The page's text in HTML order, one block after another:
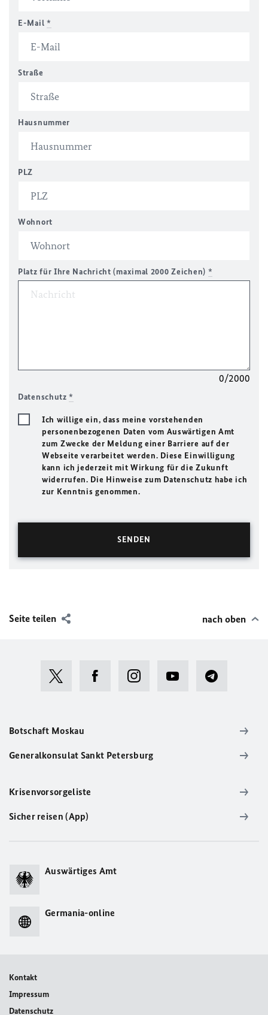
E-Mail *
Straße
Hausnummer
PLZ
Wohnort
Platz für Ihre Nachricht (maximal 2000 Zeichen) *
0/2000
Datenschutz*
Ich willige ein, dass meine vorstehenden
personenbezogenen Daten vom Auswärtigen Amt
zum Zwecke der Meldung einer Barriere auf der
Webseite verarbeitet werden. Diese Einwilligung
kann ich jederzeit mit Wirkung für die Zukunft
widerrufen. Die Hinweise zum Datenschutz habe ich
zur Kenntnis genommen.
Seite teilen nach oben
Botschaft Moskau
Generalkonsulat Sankt Petersburg
Krisenvorsorgeliste
Sicher reisen (App)
Auswärtiges Amt
Germania-online
Kontakt
Impressum
Datenschutz